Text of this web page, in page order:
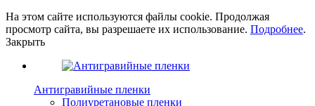
На этом сайте используются файлы cookie. Продолжая
просмотр сайта, вы разрешаете их использование. Подробнее.
Закрыть
Антигравийные пленки
Полиуретановые пленки